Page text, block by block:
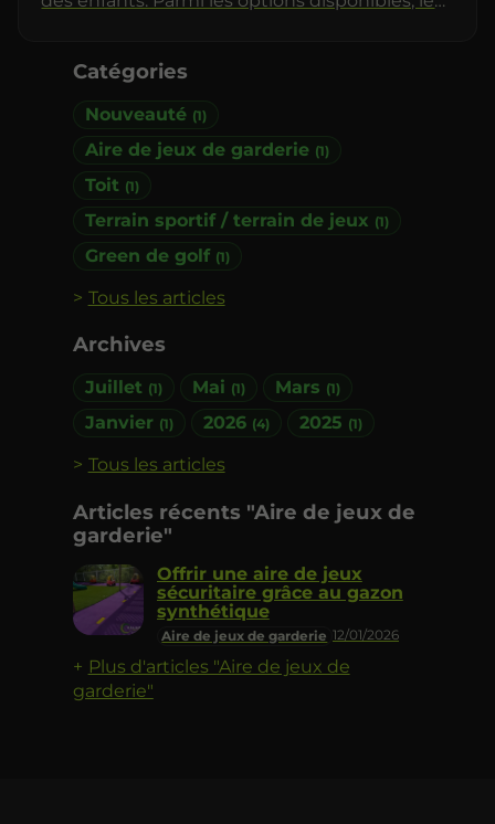
Catégories
Nouveauté (1)
Aire de jeux de garderie (1)
Toit (1)
Terrain sportif / terrain de jeux (1)
Green de golf (1)
Tous les articles
Archives
Juillet (1) Mai (1) Mars (1)
Janvier (1) 2026 (4) 2025 (1)
Tous les articles
Articles récents "Aire de jeux de
garderie"
Aire de jeux de garderie 12/01/2026
Offrir une aire de jeux
sécuritaire grâce au gazon
synthétique
Plus d'articles "Aire de jeux de
garderie"
profondeur les bénéfices du gazon
un environnement de jeu sécuritaire et
agréable pour les tout-petits.